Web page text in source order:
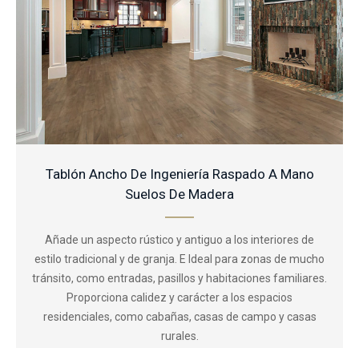
Tablón Ancho De Ingeniería Raspado A Mano
Suelos De Madera
Añade un aspecto rústico y antiguo a los interiores de
estilo tradicional y de granja. E Ideal para zonas de mucho
tránsito, como entradas, pasillos y habitaciones familiares.
Proporciona calidez y carácter a los espacios
residenciales, como cabañas, casas de campo y casas
rurales.